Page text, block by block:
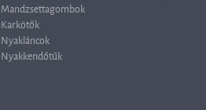
Mandzsettagombok
Karkötők
Nyakláncok
Nyakkendőtűk